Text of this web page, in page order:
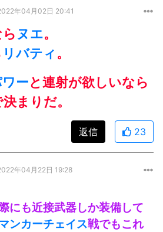
年04月02日 20:41
ヌエ。
リバティ 。
ーと連射が欲しいなら
まりだ。
返信 23
年04月22日 19:28
にも近接武器しか装備して
ンカーチェイス戦でもこれ